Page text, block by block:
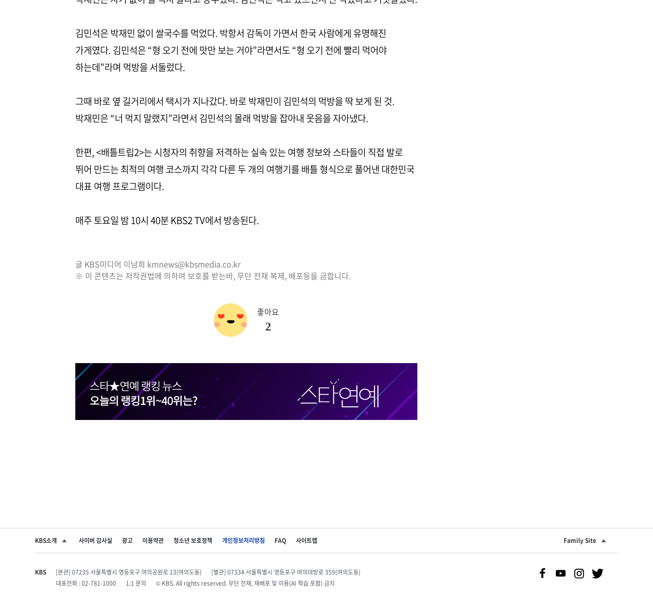
김민석은 박재민 없이 쌀국수를 먹었다. 박항서 감독이 가면서 한국 사람에게 유명해진
가게였다. 김민석은 “형 오기 전에 맛만 보는 거야”라면서도 “형 오기 전에 빨리 먹어야
하는데”라며 먹방을 서둘렀다.
그때 바로 옆 길거리에서 택시가 지나갔다. 바로 박재민이 김민석의 먹방을 딱 보게 된 것.
박재민은 “너 먹지 말랬지”라면서 김민석의 몰래 먹방을 잡아내 웃음을 자아냈다.
한편, <배틀트립2>는 시청자의 취향을 저격하는 실속 있는 여행 정보와 스타들이 직접 발로
뛰어 만드는 최적의 여행 코스까지 각각 다른 두 개의 여행기를 배틀 형식으로 풀어낸 대한민국
대표 여행 프로그램이다.
매주 토요일 밤 10시 40분 KBS2 TV에서 방송된다.
글 KBS미디어 이남희 kmnews@kbsmedia.co.kr
※ 이 콘텐츠는 저작권법에 의하여 보호를 받는바, 무단 전재 복제, 배포등을 금합니다.
좋아요
2
KBS소개 사이버 감사실 광고 이용약관 청소년 보호정책 개인정보처리방침 FAQ 사이트맵 Family Site
KBS [본관] 07235 서울특별시 영등포구 여의공원로 13(여의도동)
[별관] 07334 서울특별시 영등포구 여의대방로 359(여의도동)
대표전화 : 02-781-1000
1:1 문의 © KBS. All rights reserved. 무단 전재, 재배포 및 이용(AI 학습 포함) 금지
SNS 공유하기